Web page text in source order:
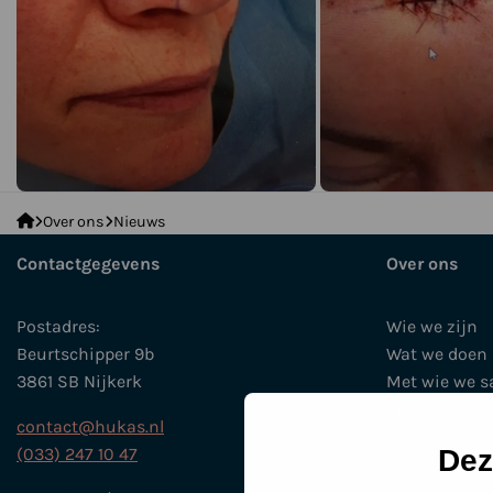
De
Stichting
Over ons Nieuws
Contactgegevens
Postadres:
Beurtschipper 9b
3861 SB Nijkerk
contact@hukas.nl
(033) 247 10 47
Over ons
Wie we zijn
Wat we doen
Met wie we
Agenda en